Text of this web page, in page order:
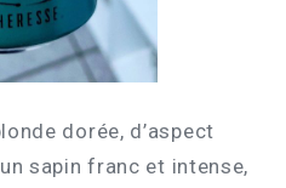
dorée, d’aspect
sapin franc et intense,